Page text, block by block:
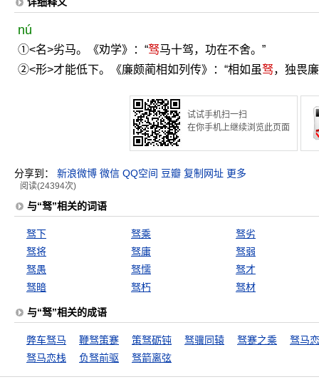
nú
①<名>劣马。《劝学》：“驽马十驾，功在不舍。”
②<形>才能低下。《廉颇蔺相如列传》：“相如虽驽，独畏
试试手机扫一扫
在你手机上继续浏览此页面
分享到： 新浪微博 微信 QQ空间 豆瓣 复制网址 更多
阅读(24394次)
与“驽”相关的词语
驽下 驽乘
驽劣
驽将
驽庸
驽弱
驽愚
驽懦
驽才
驽暗
驽朽 驽材
与“驽”相关的成语
弊车驽马 鞭驽策蹇 策驽砺钝 驽骥同辕
驽蹇之乘
驽马恋栈
负驽前驱 驽箭离弦